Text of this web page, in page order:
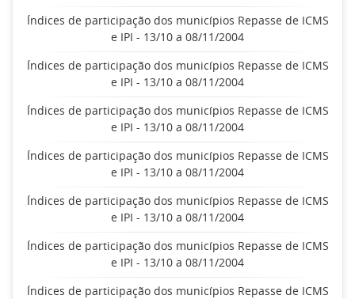
Índices de participação dos municípios Repasse de ICMS
e IPI - 13/10 a 08/11/2004
Índices de participação dos municípios Repasse de ICMS
e IPI - 13/10 a 08/11/2004
Índices de participação dos municípios Repasse de ICMS
e IPI - 13/10 a 08/11/2004
Índices de participação dos municípios Repasse de ICMS
e IPI - 13/10 a 08/11/2004
Índices de participação dos municípios Repasse de ICMS
e IPI - 13/10 a 08/11/2004
Índices de participação dos municípios Repasse de ICMS
e IPI - 13/10 a 08/11/2004
Índices de participação dos municípios Repasse de ICMS